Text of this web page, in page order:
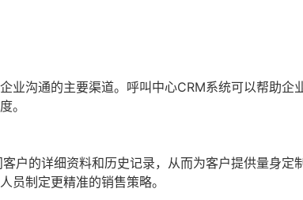
业沟通的主要渠道。呼叫中心CRM系统可以帮助企
。
户的详细资料和历史记录，从而为客户提供量身定
员制定更精准的销售策略。